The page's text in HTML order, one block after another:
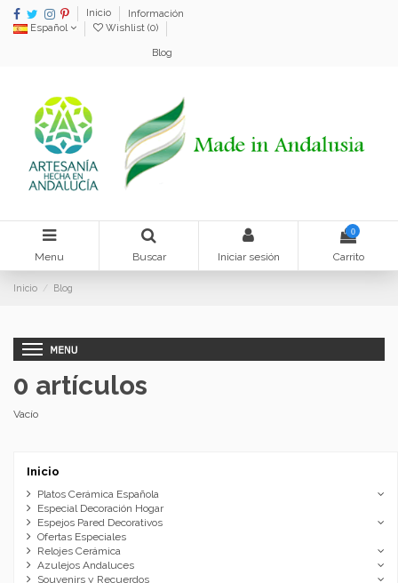
Inicio
Información
Español
Wishlist (0)
Blog
Menu Buscar Iniciar sesión
0
Carrito
Inicio Blog
0 artículos
Vacío
Inicio
Platos Cerámica Española
Especial Decoración Hogar
Espejos Pared Decorativos
Ofertas Especiales
Relojes Cerámica
Azulejos Andaluces
Souvenirs y Recuerdos